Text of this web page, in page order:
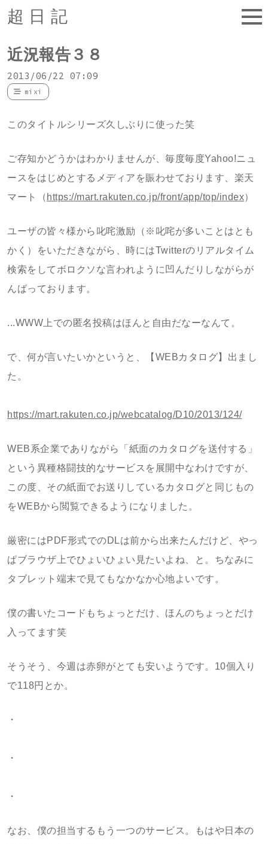
超日記
近況報告３８
2013/06/22 07:09
mixi
このタイトルシリーズ久しぶりに使った笑
ご存知かどうかはわかりませんが、毎度毎度Yahoo!ニュ
ースをはじめとするメディアを賑わせております、楽天
マート（ https://mart.rakuten.co.jp/front/app/top/index）
ユーザの皆々様から叱咤激励（※叱咤が多いことはとも
かく）をいただきながら、時にはTwitterのリアルタイム
検索をしてボロクソな言われように凹んだりしながらが
んばっております。
...WWW上での匿名投稿はほんと自由だなーなんて。
で、何が言いたいかというと、【WEBカタログ】出まし
た。
https://mart.rakuten.co.jp/webcatal og/D10/2013/124/
WEB系企業でありながら「紙面のカタログを送付する」
という異種格闘技的なサービスを展開中なわけですが、
この度、その紙面でお送りしているカタログと同じもの
をWEBから閲覧できるようになりました。
厳密にはPDF形式でのDLは前から出来たんだけど、やっ
ぱブラウザ上でひょいひょい見たいよね、と。ちなみに
タブレット端末で見てもなかなか心地よいです。
僕の書いたコードもちょっとだけ、ほんのちょっとだけ
入ってます笑
そうそう、今週は赤卵がとても安いようです。10個入り
で118円とか。
・
・
・
なお、僕の担当するもう一つのサービス。もはや日本の